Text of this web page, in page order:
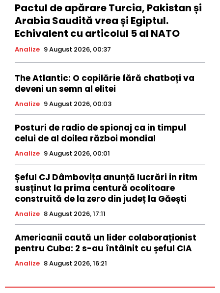
Pactul de apărare Turcia, Pakistan și
Arabia Saudită vrea și Egiptul.
Echivalent cu articolul 5 al NATO
Analize 9 August 2026, 00:37
The Atlantic: O copilărie fără chatboți va
deveni un semn al elitei
Analize 9 August 2026, 00:03
Posturi de radio de spionaj ca in timpul
celui de al doilea război mondial
Analize 9 August 2026, 00:01
Șeful CJ Dâmbovița anunță lucrări in ritm
susținut la prima centură ocolitoare
construită de la zero din județ la Găești
Analize 8 August 2026, 17:11
Americanii caută un lider colaboraționist
pentru Cuba: 2 s-au întâlnit cu șeful CIA
Analize 8 August 2026, 16:21